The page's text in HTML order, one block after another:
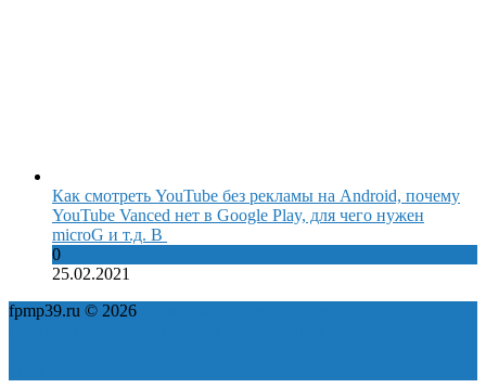
Как смотреть YouTube без рекламы на Android, почему
YouTube Vanced нет в Google Play, для чего нужен
microG и т.д. В
0
25.02.2021
fpmp39.ru © 2026